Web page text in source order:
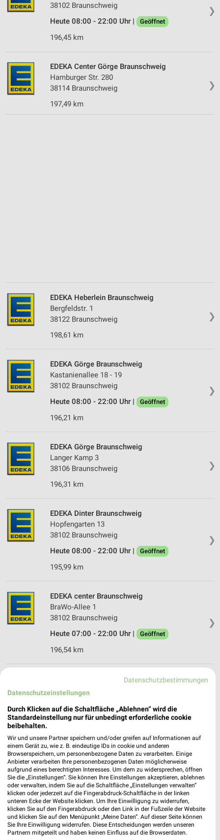
❯
38102 Braunschweig
Heute 08:00 - 22:00 Uhr |
Geöffnet
196,45 km
❯
EDEKA Center Görge Braunschweig
Hamburger Str. 280
38114 Braunschweig
197,49 km
❯
EDEKA Heberlein Braunschweig
Bergfeldstr. 1
38122 Braunschweig
198,61 km
❯
EDEKA Görge Braunschweig
Kastanienallee 18 - 19
38102 Braunschweig
Heute 08:00 - 22:00 Uhr |
Geöffnet
196,21 km
❯
EDEKA Görge Braunschweig
Langer Kamp 3
38106 Braunschweig
196,31 km
❯
EDEKA Dinter Braunschweig
Hopfengarten 13
38102 Braunschweig
Heute 08:00 - 22:00 Uhr |
Geöffnet
195,99 km
❯
EDEKA center Braunschweig
BraWo-Allee 1
38102 Braunschweig
Heute 07:00 - 22:00 Uhr |
Geöffnet
196,54 km
EDEKA Görge Braunschweig
Saarplatz 5
Heute 08:00 - 21:00 Uhr | Geöffnet
EDEKA Frerichs Braunschweig
Rheinring 67
38120 Braunschweig
201,28 km
EDEKA Center Görge Braunschweig
Datenschutzbestimmungen
Datenschutzeinstellungen
Durch Klicken auf die Schaltfläche „Ablehnen“ wird die
Standardeinstellung nur für unbedingt erforderliche cookie
beibehalten.
Wir und unsere Partner speichern und/oder greifen auf Informationen auf
einem Gerät zu, wie z. B. eindeutige IDs in cookie und anderen
Browserspeichern, um personenbezogene Daten zu verarbeiten. Einige
Anbieter verarbeiten Ihre personenbezogenen Daten möglicherweise
aufgrund eines berechtigten Interesses. Um dem zu widersprechen, öffnen
Sie die „Einstellungen“. Sie können Ihre Einstellungen akzeptieren, ablehnen
oder verwalten, indem Sie auf die Schaltfläche „Einstellungen verwalten“
klicken oder jederzeit auf die Fingerabdruck-Schaltfläche in der linken
unteren Ecke der Website klicken. Um Ihre Einwilligung zu widerrufen,
klicken Sie auf den Fingerabdruck oder den Link in der Fußzeile der Website
und klicken Sie auf den Menüpunkt „Meine Daten“. Auf dieser Seite können
Sie Ihre Einwilligung widerrufen. Diese Entscheidungen werden unseren
Partnern mitgeteilt und haben keinen Einfluss auf die Browserdaten.